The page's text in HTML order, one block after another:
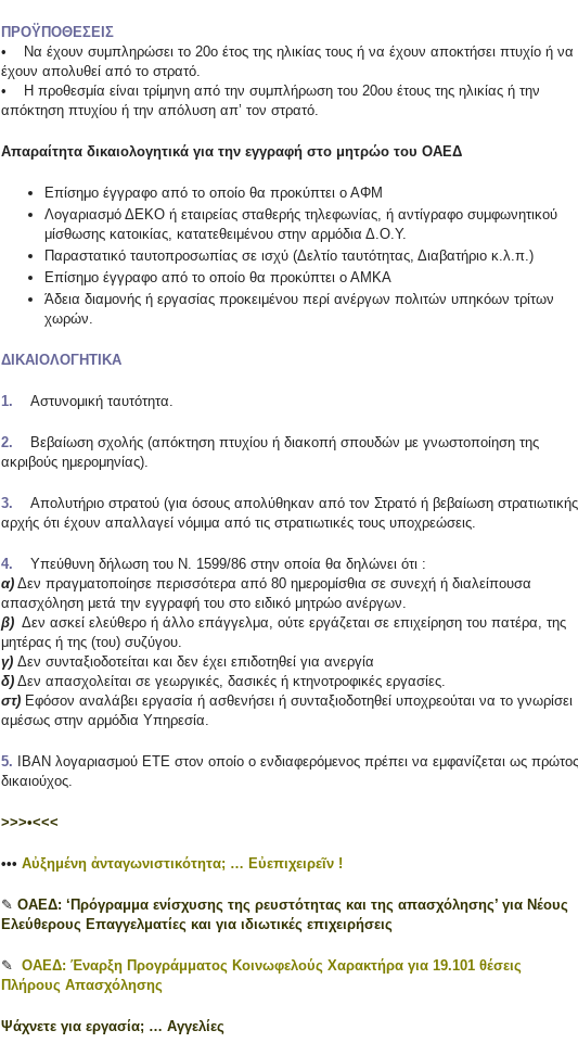
ΠΡΟΫΠΟΘΕΣΕΙΣ
• Να έχουν συμπληρώσει το 20ο έτος της ηλικίας τους ή να έχουν αποκτήσει πτυχίο ή να
έχουν απολυθεί από το στρατό.
• Η προθεσμία είναι τρίμηνη από την συμπλήρωση του 20ου έτους της ηλικίας ή την
απόκτηση πτυχίου ή την απόλυση απ’ τον στρατό.
Απαραίτητα δικαιολογητικά για την εγγραφή στο μητρώο του ΟΑΕΔ
Επίσημο έγγραφο από το οποίο θα προκύπτει ο ΑΦΜ
Λογαριασμό ΔΕΚΟ ή εταιρείας σταθερής τηλεφωνίας, ή αντίγραφο συμφωνητικού
μίσθωσης κατοικίας, κατατεθειμένου στην αρμόδια Δ.Ο.Υ.
Παραστατικό ταυτοπροσωπίας σε ισχύ (Δελτίο ταυτότητας, Διαβατήριο κ.λ.π.)
Επίσημο έγγραφο από το οποίο θα προκύπτει ο ΑΜΚΑ
Άδεια διαμονής ή εργασίας προκειμένου περί ανέργων πολιτών υπηκόων τρίτων
χωρών.
ΔΙΚΑΙΟΛΟΓΗΤΙΚΑ
1. Αστυνομική ταυτότητα.
2. Βεβαίωση σχολής (απόκτηση πτυχίου ή διακοπή σπουδών με γνωστοποίηση της
ακριβούς ημερομηνίας).
3.
Απολυτήριο στρατού (για όσους απολύθηκαν από τον Στρατό ή βεβαίωση στρατιωτικής
αρχής ότι έχουν απαλλαγεί νόμιμα από τις στρατιωτικές τους υποχρεώσεις.
4. Υπεύθυνη δήλωση του Ν. 1599/86 στην οποία θα δηλώνει ότι :
α)Δεν πραγματοποίησε περισσότερα από 80 ημερομίσθια σε συνεχή ή διαλείπουσα
απασχόληση μετά την εγγραφή του στο ειδικό μητρώο ανέργων.
β)Δεν ασκεί ελεύθερο ή άλλο επάγγελμα, ούτε εργάζεται σε επιχείρηση του πατέρα, της
μητέρας ή της (του) συζύγου.
γ) Δεν συνταξιοδοτείται και δεν έχει επιδοτηθεί για ανεργία
δ)Δεν απασχολείται σε γεωργικές, δασικές ή κτηνοτροφικές εργασίες.
στ)Εφόσον αναλάβει εργασία ή ασθενήσει ή συνταξιοδοτηθεί υποχρεούται να το γνωρίσει
αμέσως στην αρμόδια Υπηρεσία.
5. ΙΒΑΝ λογαριασμού ΕΤΕ στον οποίο ο ενδιαφερόμενος πρέπει να εμφανίζεται ως πρώτος
δικαιούχος.
>>>•<<<
••• Αὐξημένη ἀνταγωνιστικότητα; … Εὐεπιχειρεῖν !
✎ ΟΑΕΔ: ‘Πρόγραμμα ενίσχυσης της ρευστότητας και της απασχόλησης’ για Νέους
Ελεύθερους Επαγγελματίες και για ιδιωτικές επιχειρήσεις
✎ ΟΑΕΔ: Έναρξη Προγράμματος Κοινωφελούς Χαρακτήρα για 19.101 θέσεις
Πλήρους Απασχόλησης
Ψάχνετε για εργασία; … Αγγελίες